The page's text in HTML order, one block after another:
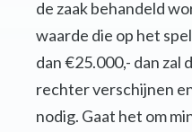
de zaak behandeld
waarde die op het
dan €25.000,- dan zal
rechter verschijnen
nodig. Gaat het om